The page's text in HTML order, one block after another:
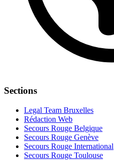
Sections
Legal Team Bruxelles
Rédaction Web
Secours Rouge Belgique
Secours Rouge Genève
Secours Rouge International
Secours Rouge Toulouse